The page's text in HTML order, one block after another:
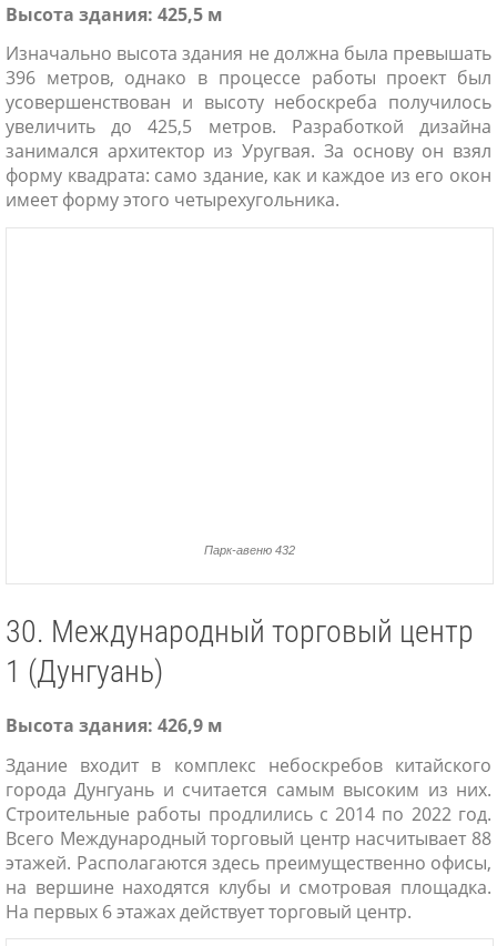
Высота здания: 425,5 м
Изначально высота здания не должна была превышать
396 метров, однако в процессе работы проект был
усовершенствован и высоту небоскреба получилось
увеличить до 425,5 метров. Разработкой дизайна
занимался архитектор из Уругвая. За основу он взял
форму квадрата: само здание, как и каждое из его окон
имеет форму этого четырехугольника.
Парк-авеню 432
30. Международный торговый центр
1 (Дунгуань)
Высота здания: 426,9 м
Здание входит в комплекс небоскребов китайского
города Дунгуань и считается самым высоким из них.
Строительные работы продлились с 2014 по 2022 год.
Всего Международный торговый центр насчитывает 88
этажей. Располагаются здесь преимущественно офисы,
на вершине находятся клубы и смотровая площадка.
На первых 6 этажах действует торговый центр.